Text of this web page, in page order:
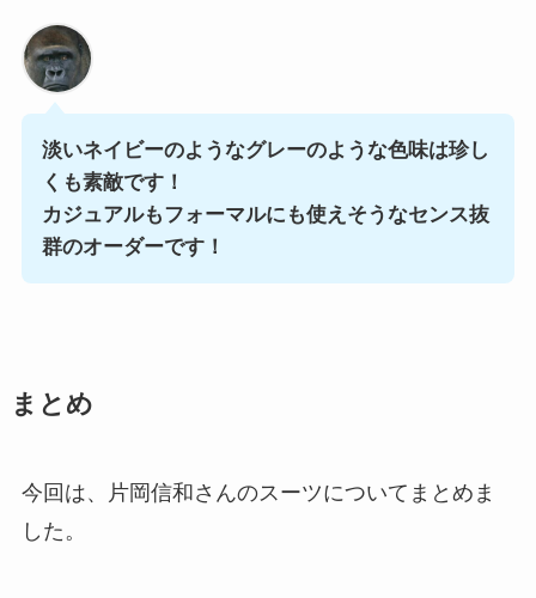
淡いネイビーのようなグレーのような色味は珍し
くも素敵です！
カジュアルもフォーマルにも使えそうなセンス抜
群のオーダーです！
まとめ
今回は、片岡信和さんのスーツについてまとめま
した。